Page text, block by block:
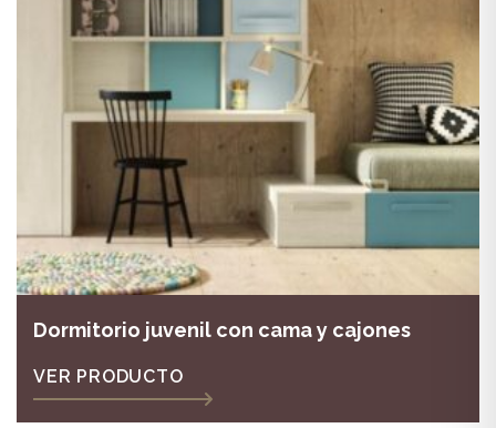
Dormitorio juvenil con cama y cajones
VER PRODUCTO